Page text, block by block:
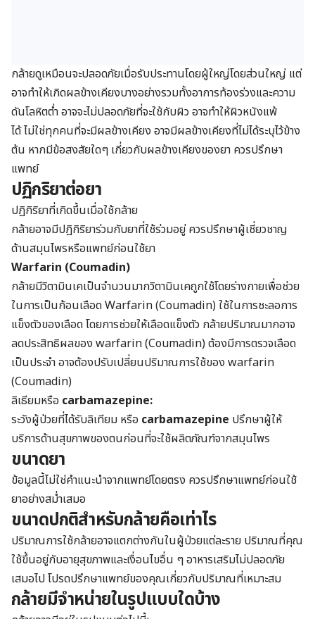
กล้ายดูเหมือนจะปลอดภัยเมื่อรับประทานโดยผู้ใหญ่โดยส่วนใหญ่ แต่
อาจทำให้เกิดผลข้างเคียงบางอย่างรวมทั้งอาการท้องร่วงและความ
ดันโลหิตต่ำอาจจะไม่ปลอดภัยที่จะใช้กับผิว อาจทำให้ผิวหนังแพ้
ได้ไม่ใช่ทุกคนที่จะมีผลข้างเคียง อาจมีผลข้างเคียงที่ไม่ได้ระบุไว้ข้าง
ต้น หากมีข้อสงสัยใดๆ เกี่ยวกับผลข้างเคียงของยา ควรปรึกษา
แพทย์
ปฏิกริยาต่อยา
ปฏิกิริยาที่เกิดขึ้นเมื่อใช้กล้าย
กล้ายอาจมีปฏิกิริยาร่วมกับยาที่ใช้ร่วมอยู่ ควรปรึกษาผู้เชี่ยวชาญ
ด้านสมุนไพรหรือแพทย์ก่อนใช้ยา
Warfarin (Coumadin)
กล้ายมีวิตามินเคเป็นจำนวนมากวิตามินเคถูกใช้โดยร่างกายเพื่อช่วย
ในการเป็นก้อนเลือด Warfarin (Coumadin) ใช้ในการชะลอการ
แข็งตัวของเลือด โดยการช่วยให้เลือดแข็งตัว กล้ายปริมาณมากอาจ
ลดประสิทธิผลของ warfarin (Coumadin) ต้องมีการตรวจเลือด
เป็นประจำ อาจต้องปรับเปลี่ยนปริมาณการใช้ของ warfarin
(Coumadin)
ลิเธียมหรือ carbamazepine:
ระวังผู้ป่วยที่ได้รับลิเทียม หรือ carbamazepine ปรึกษาผู้ให้
บริการด้านสุขภาพของตนก่อนที่จะใช้ผลิตภัณฑ์จากสมุนไพร
ขนาดยา
ข้อมูลนี้ไม่ใช่คำแนะนำจากแพทย์โดยตรง ควรปรึกษาแพทย์ก่อนใช้
ยาอย่างสม่ำเสมอ
ขนาดปกติสำหรับกล้ายคือเท่าไร
ปริมาณการใช้กล้ายอาจแตกต่างกันในผู้ป่วยแต่ละราย ปริมาณที่คุณ
ใช้ขึ้นอยู่กับอายุสุขภาพและเงื่อนไขอื่น ๆ อาหารเสริมไม่ปลอดภัย
เสมอไป โปรดปรึกษาแพทย์ของคุณเกี่ยวกับปริมาณที่เหมาะสม
กล้ายมีจำหน่ายในรูปแบบใดบ้าง